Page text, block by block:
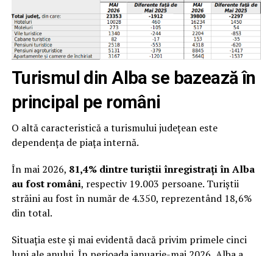
Turismul din Alba se bazează în
principal pe români
O altă caracteristică a turismului județean este
dependența de piața internă.
În mai 2026, 81,4% dintre turiștii înregistrați în Alba
au fost români, respectiv 19.003 persoane. Turiștii
străini au fost în număr de 4.350, reprezentând 18,6%
din total.
Situația este și mai evidentă dacă privim primele cinci